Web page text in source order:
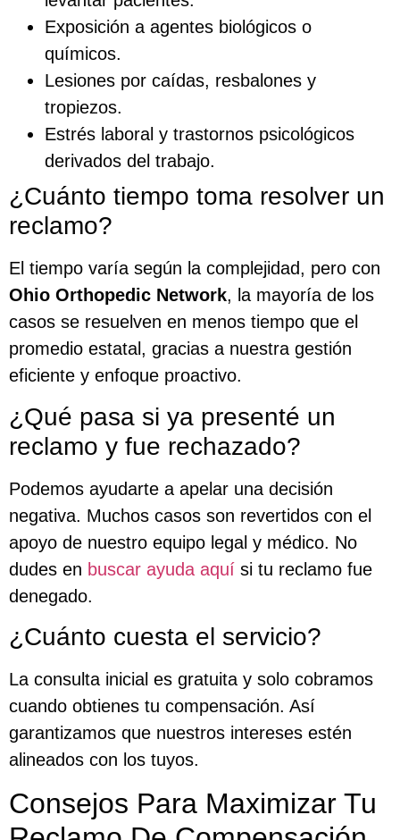
Exposición a agentes biológicos o
químicos.
Lesiones por caídas, resbalones y
tropiezos.
Estrés laboral y trastornos psicológicos
derivados del trabajo.
¿Cuánto tiempo toma resolver un
reclamo?
El tiempo varía según la complejidad, pero con
Ohio Orthopedic Network, la mayoría de los
casos se resuelven en menos tiempo que el
promedio estatal, gracias a nuestra gestión
eficiente y enfoque proactivo.
¿Qué pasa si ya presenté un
reclamo y fue rechazado?
Podemos ayudarte a apelar una decisión
negativa. Muchos casos son revertidos con el
apoyo de nuestro equipo legal y médico. No
dudes en buscar ayuda aquí si tu reclamo fue
denegado.
¿Cuánto cuesta el servicio?
La consulta inicial es gratuita y solo cobramos
cuando obtienes tu compensación. Así
garantizamos que nuestros intereses estén
alineados con los tuyos.
Consejos Para Maximizar Tu